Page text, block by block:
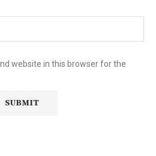
website in this browser for the